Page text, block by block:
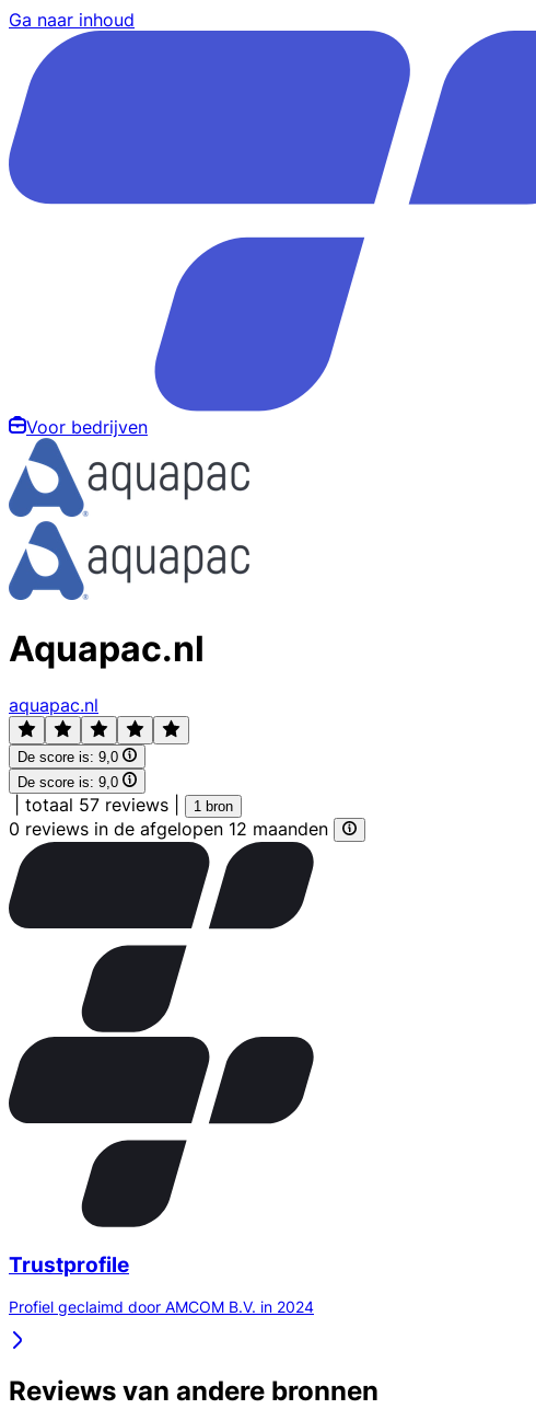
Ga naar inhoud
Voor bedrijven
Aquapac.nl
aquapac.nl
De score is: 9,0
De score is: 9,0
totaal 57 reviews 1 bron
0 reviews in de afgelopen 12 maanden
Trustprofile
Profiel geclaimd door AMCOM B.V. in 2024
Reviews van andere bronnen